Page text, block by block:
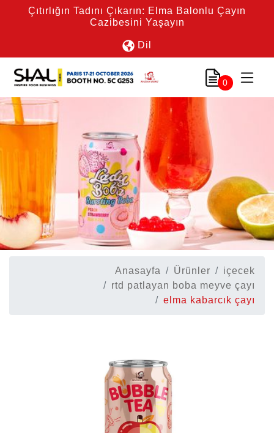
Çıtırlığın Tadını Çıkarın: Elma Balonlu Çayın
Cazibesini Yaşayın
Dil
0
Anasayfa Ürünler
içecek
rtd patlayan boba meyve çayı
elma kabarcık çayı